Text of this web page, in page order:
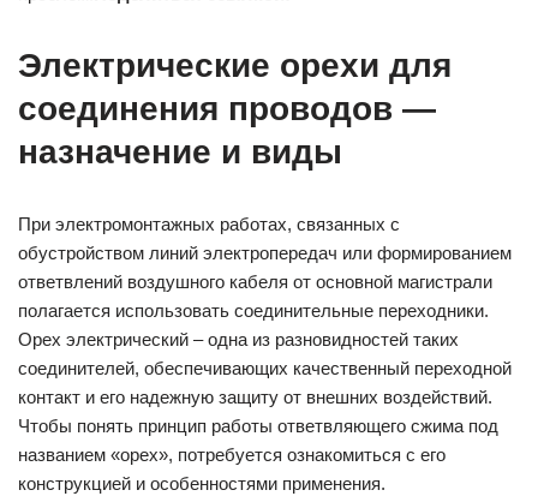
Электрические орехи для
соединения проводов —
назначение и виды
При электромонтажных работах, связанных с
обустройством линий электропередач или формированием
ответвлений воздушного кабеля от основной магистрали
полагается использовать соединительные переходники.
Орех электрический – одна из разновидностей таких
соединителей, обеспечивающих качественный переходной
контакт и его надежную защиту от внешних воздействий.
Чтобы понять принцип работы ответвляющего сжима под
названием «орех», потребуется ознакомиться с его
конструкцией и особенностями применения.